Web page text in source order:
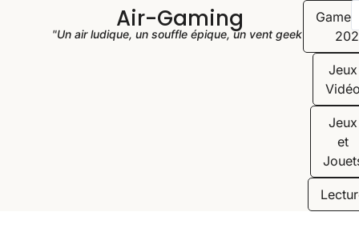
Air-Gaming
"Un air ludique, un souffle épique, un vent geek"
Jeux
Jeux
et